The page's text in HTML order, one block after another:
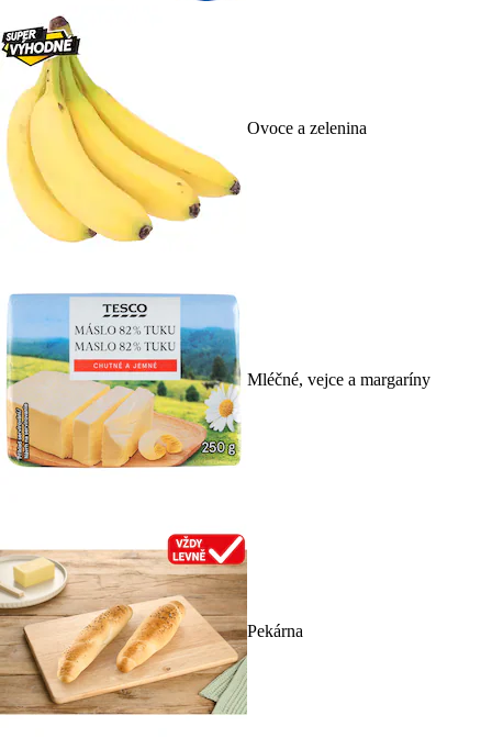
Ovoce a zelenina
Mléčné, vejce a margaríny
Pekárna